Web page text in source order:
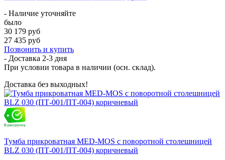
- Наличие уточняйте
было
30 179 руб
27 435 руб
Позвонить и купить
- Доставка 2-3 дня
При условии товара в наличии (осн. склад).
Доставка без выходных!
Тумба прикроватная MED-MOS с поворотной столешницей
BLZ 030 (ПТ-001/ПТ-004) коричневый